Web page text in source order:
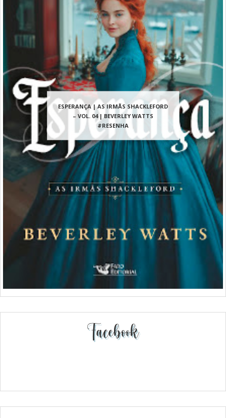
ESPERANÇA | AS IRMÃS SHACKLEFORD
– VOL. 04 | BEVERLEY WATTS
#RESENHA
Facebook